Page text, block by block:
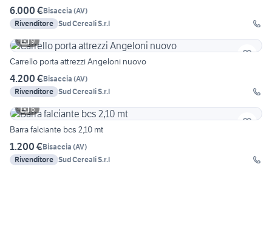
6.000 €Bisaccia (AV)
Rivenditore Sud Cereali S.r.l
9
Carrello porta attrezzi Angeloni nuovo
4.200 €Bisaccia (AV)
Rivenditore Sud Cereali S.r.l
6
Barra falciante bcs 2,10 mt
1.200 €Bisaccia (AV)
Rivenditore Sud Cereali S.r.l